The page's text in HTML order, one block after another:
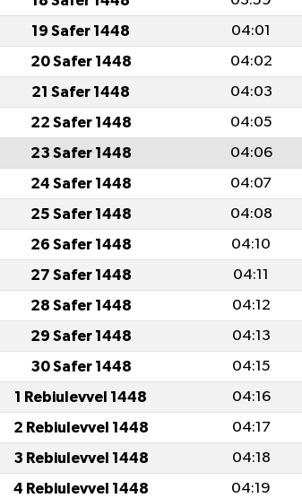
19 Safer 1448 04:01
20 Safer 1448 04:02
21 Safer 1448 04:03
22 Safer 1448 04:05
23 Safer 1448 04:06
24 Safer 1448 04:07
25 Safer 1448 04:08
26 Safer 1448 04:10
27 Safer 1448 04:11
28 Safer 1448 04:12
29 Safer 1448 04:13
30 Safer 1448 04:15
1 Rebiulevvel 1448 04:16
2 Rebiulevvel 1448 04:17
3 Rebiulevvel 1448 04:18
4 Rebiulevvel 1448 04:19